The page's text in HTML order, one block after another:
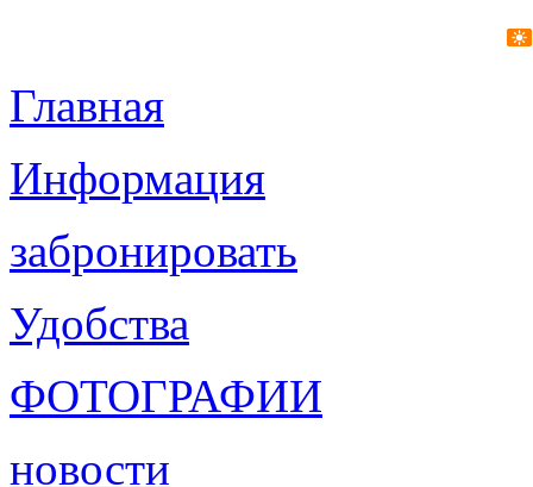
Главная
Информация
забронировать
Удобства
ФОТОГРАФИИ
новости